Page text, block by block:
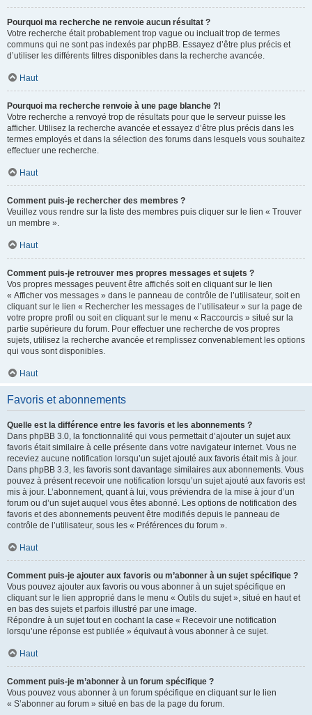
Pourquoi ma recherche ne renvoie aucun résultat ?
Votre recherche était probablement trop vague ou incluait trop de termes
communs qui ne sont pas indexés par phpBB. Essayez d’être plus précis et
d’utiliser les différents filtres disponibles dans la recherche avancée.
Haut
Pourquoi ma recherche renvoie à une page blanche ?!
Votre recherche a renvoyé trop de résultats pour que le serveur puisse les
afficher. Utilisez la recherche avancée et essayez d’être plus précis dans les
termes employés et dans la sélection des forums dans lesquels vous souhaitez
effectuer une recherche.
Haut
Comment puis-je rechercher des membres ?
Veuillez vous rendre sur la liste des membres puis cliquer sur le lien « Trouver
un membre ».
Haut
Comment puis-je retrouver mes propres messages et sujets ?
Vos propres messages peuvent être affichés soit en cliquant sur le lien
« Afficher vos messages » dans le panneau de contrôle de l’utilisateur, soit en
cliquant sur le lien « Rechercher les messages de l’utilisateur » sur la page de
votre propre profil ou soit en cliquant sur le menu « Raccourcis » situé sur la
partie supérieure du forum. Pour effectuer une recherche de vos propres
sujets, utilisez la recherche avancée et remplissez convenablement les options
qui vous sont disponibles.
Haut
Favoris et abonnements
Quelle est la différence entre les favoris et les abonnements ?
Dans phpBB 3.0, la fonctionnalité qui vous permettait d’ajouter un sujet aux
favoris était similaire à celle présente dans votre navigateur internet. Vous ne
receviez aucune notification lorsqu’un sujet ajouté aux favoris était mis à jour.
Dans phpBB 3.3, les favoris sont davantage similaires aux abonnements. Vous
pouvez à présent recevoir une notification lorsqu’un sujet ajouté aux favoris est
mis à jour. L’abonnement, quant à lui, vous préviendra de la mise à jour d’un
forum ou d’un sujet auquel vous êtes abonné. Les options de notification des
favoris et des abonnements peuvent être modifiés depuis le panneau de
contrôle de l’utilisateur, sous les « Préférences du forum ».
Haut
Comment puis-je ajouter aux favoris ou m’abonner à un sujet spécifique ?
Vous pouvez ajouter aux favoris ou vous abonner à un sujet spécifique en
cliquant sur le lien approprié dans le menu « Outils du sujet », situé en haut et
en bas des sujets et parfois illustré par une image.
Répondre à un sujet tout en cochant la case « Recevoir une notification
lorsqu’une réponse est publiée » équivaut à vous abonner à ce sujet.
Haut
Comment puis-je m’abonner à un forum spécifique ?
Vous pouvez vous abonner à un forum spécifique en cliquant sur le lien
« S’abonner au forum » situé en bas de la page du forum.